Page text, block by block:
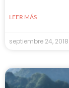
LEER MÁS
septiembre 24, 2018